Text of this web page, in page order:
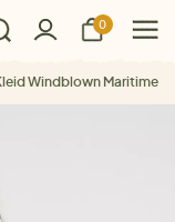
0
Windblown Maritime